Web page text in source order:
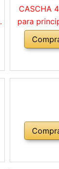
CASCHA
para
adultos,
arco,
hombro,